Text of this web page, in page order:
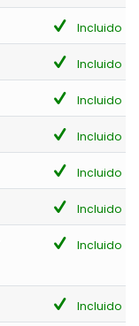
Incluido
Incluido
Incluido
Incluido
Incluido
Incluido
Incluido
Incluido